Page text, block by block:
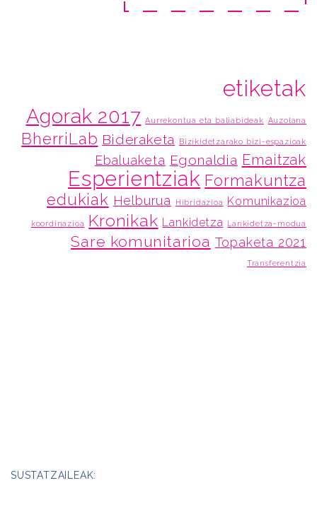
etiketak
Agorak 2017 Aurrekontua eta baliabideak Auzolana
BherriLab Bideraketa Bizikidetzarako bizi-espazioak
Ebaluaketa Egonaldia Emaitzak
Esperientziak Formakuntza
edukiak Helburua Hibridazioa Komunikazioa
koordinazioa Kronikak Lankidetza Lankidetza-modua
Sare komunitarioa Topaketa 2021
Transferentzia
SUSTATZAILEAK: